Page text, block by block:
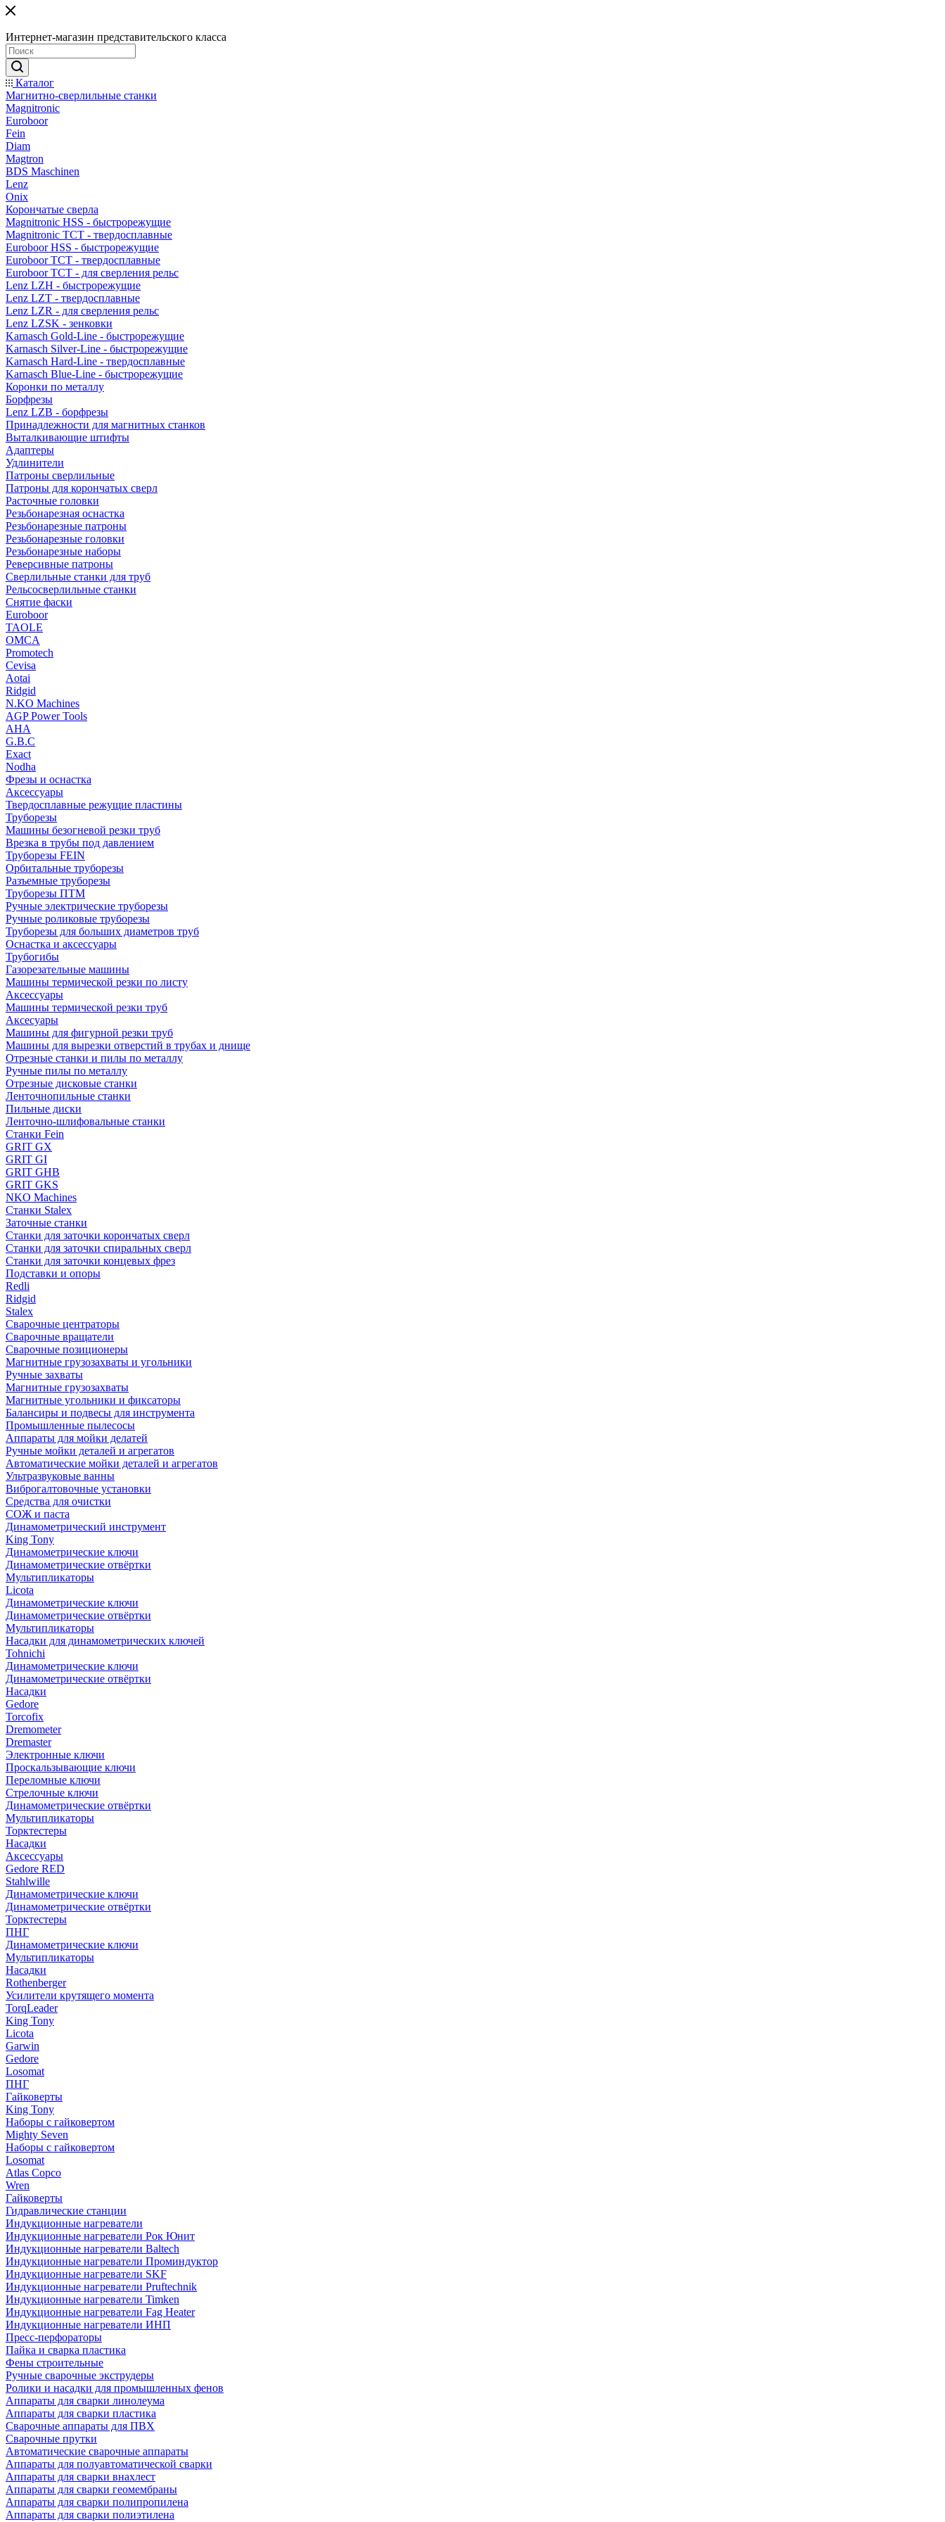
Интернет-магазин представительского класса
Каталог
Магнитно-сверлильные станки
Magnitronic
Euroboor
Fein
Diam
Magtron
BDS Maschinen
Lenz
Onix
Корончатые сверла
Magnitronic HSS - быстрорежущие
Magnitronic TCT - твердосплавные
Euroboor HSS - быстрорежущие
Euroboor TCT - твердосплавные
Euroboor TCT - для сверления рельс
Lenz LZH - быстрорежущие
Lenz LZT - твердосплавные
Lenz LZR - для сверления рельс
Lenz LZSK - зенковки
Karnasch Gold-Line - быстрорежущие
Karnasch Silver-Line - быстрорежущие
Karnasch Hard-Line - твердосплавные
Karnasch Blue-Line - быстрорежущие
Коронки по металлу
Борфрезы
Lenz LZB - борфрезы
Принадлежности для магнитных станков
Выталкивающие штифты
Адаптеры
Удлинители
Патроны сверлильные
Патроны для корончатых сверл
Расточные головки
Резьбонарезная оснастка
Резьбонарезные патроны
Резьбонарезные головки
Резьбонарезные наборы
Реверсивные патроны
Сверлильные станки для труб
Рельсосверлильные станки
Снятие фаски
Euroboor
TAOLE
OMCA
Promotech
Cevisa
Aotai
Ridgid
N.KO Machines
AGP Power Tools
AHA
G.B.C
Exact
Nodha
Фрезы и оснастка
Аксессуары
Твердосплавные режущие пластины
Труборезы
Машины безогневой резки труб
Врезка в трубы под давлением
Труборезы FEIN
Орбитальные труборезы
Разъемные труборезы
Труборезы ПТМ
Ручные электрические труборезы
Ручные роликовые труборезы
Труборезы для больших диаметров труб
Оснастка и аксессуары
Трубогибы
Газорезательные машины
Машины термической резки по листу
Аксессуары
Машины термической резки труб
Аксесуары
Машины для фигурной резки труб
Машины для вырезки отверстий в трубах и днище
Отрезные станки и пилы по металлу
Ручные пилы по металлу
Отрезные дисковые станки
Ленточнопильные станки
Пильные диски
Ленточно-шлифовальные станки
Станки Fein
GRIT GX
GRIT GI
GRIT GHB
GRIT GKS
NKO Machines
Станки Stalex
Заточные станки
Станки для заточки корончатых сверл
Станки для заточки спиральных сверл
Станки для заточки концевых фрез
Подставки и опоры
Redli
Ridgid
Stalex
Сварочные центраторы
Сварочные вращатели
Сварочные позиционеры
Магнитные грузозахваты и угольники
Ручные захваты
Магнитные грузозахваты
Магнитные угольники и фиксаторы
Балансиры и подвесы для инструмента
Промышленные пылесосы
Аппараты для мойки делатей
Ручные мойки деталей и агрегатов
Автоматические мойки деталей и агрегатов
Ультразвуковые ванны
Виброгалтовочные установки
Средства для очистки
СОЖ и паста
Динамометрический инструмент
King Tony
Динамометрические ключи
Динамометрические отвёртки
Мультипликаторы
Licota
Динамометрические ключи
Динамометрические отвёртки
Мультипликаторы
Насадки для динамометрических ключей
Tohnichi
Динамометрические ключи
Динамометрические отвёртки
Насадки
Gedore
Torcofix
Dremometer
Dremaster
Электронные ключи
Проскальзывающие ключи
Переломные ключи
Стрелочные ключи
Динамометрические отвёртки
Мультипликаторы
Торктестеры
Насадки
Аксессуары
Gedore RED
Stahlwille
Динамометрические ключи
Динамометрические отвёртки
Торктестеры
ПНГ
Динамометрические ключи
Мультипликаторы
Насадки
Rothenberger
Усилители крутящего момента
TorqLeader
King Tony
Licota
Garwin
Gedore
Losomat
ПНГ
Гайковерты
King Tony
Наборы с гайковертом
Mighty Seven
Наборы с гайковертом
Losomat
Atlas Copco
Wren
Гайковерты
Гидравлические станции
Индукционные нагреватели
Индукционные нагреватели Рок Юнит
Индукционные нагреватели Baltech
Индукционные нагреватели Проминдуктор
Индукционные нагреватели SKF
Индукционные нагреватели Pruftechnik
Индукционные нагреватели Timken
Индукционные нагреватели Fag Heater
Индукционные нагреватели ИНП
Пресс-перфораторы
Пайка и сварка пластика
Фены строительные
Ручные сварочные экструдеры
Ролики и насадки для промышленных фенов
Аппараты для сварки линолеума
Аппараты для сварки пластика
Сварочные аппараты для ПВХ
Сварочные прутки
Автоматические сварочные аппараты
Аппараты для полуавтоматической сварки
Аппараты для сварки внахлест
Аппараты для сварки геомембраны
Аппараты для сварки полипропилена
Аппараты для сварки полиэтилена